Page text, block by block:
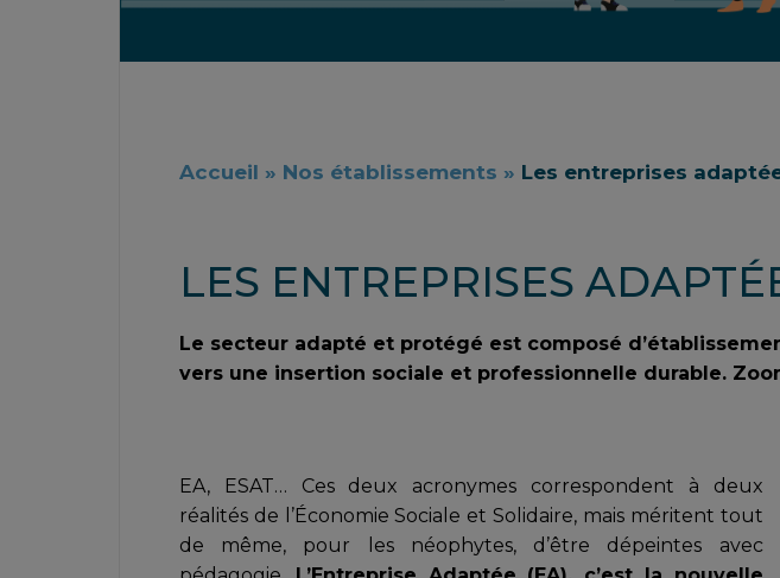
Accueil » Nos établissements » Les entreprises
LES ENTREPRISES
Le secteur adapté et protégé est composé
vers une insertion sociale et professionnelle durable.
EA, ESAT… Ces deux acronymes correspondent à deux
réalités de l’Économie Sociale et Solidaire, mais méritent tout
de même, pour les néophytes, d’être dépeintes avec